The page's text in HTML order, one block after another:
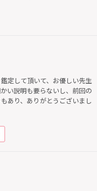
定して頂いて、お優しい先生
い説明も要らないし、前回の
あり、ありがとうございまし